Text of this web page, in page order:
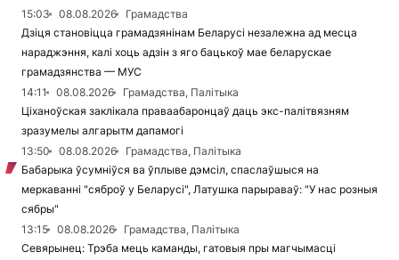
15:03
08.08.2026
Грамадства
Дзіця становіцца грамадзянінам Беларусі незалежна ад месца
нараджэння, калі хоць адзін з яго бацькоў мае беларускае
грамадзянства — МУС
14:11
08.08.2026
Грамадства, Палітыка
Ціханоўская заклікала праваабаронцаў даць экс-палітвязням
зразумелы алгарытм дапамогі
13:50
08.08.2026
Грамадства, Палітыка
Бабарыка ўсумніўся ва ўплыве дэмсіл, спаслаўшыся на
меркаванні "сяброў у Беларусі", Латушка парыраваў: "У нас розныя
сябры"
13:15
08.08.2026
Грамадства, Палітыка
Севярынец: Трэба мець каманды, гатовыя пры магчымасці